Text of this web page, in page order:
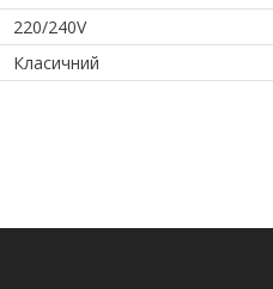
220/240V
Класичний